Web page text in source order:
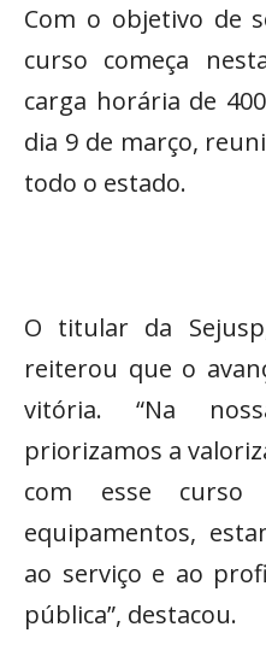
Com o objetivo de
curso começa
carga horária de
dia 9 de março,
todo o estado.
O titular da
reiterou que o
vitória. “Na
priorizamos a
com esse
equipamentos,
ao serviço e ao
pública”, destacou.